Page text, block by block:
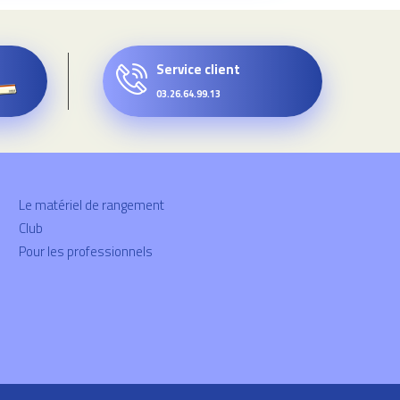
Service client
03.26.64.99.13
Le matériel de rangement
Club
Pour les professionnels